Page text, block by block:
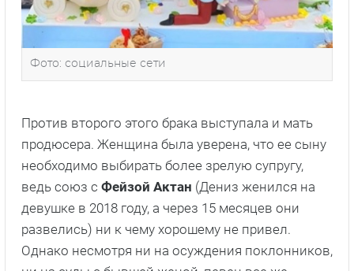
Фото: социальные сети
Против второго этого брака выступала и мать
продюсера. Женщина была уверена, что ее сыну
необходимо выбирать более зрелую супругу,
ведь союз с Фейзой Актан (Дениз женился на
девушке в 2018 году, а через 15 месяцев они
развелись) ни к чему хорошему не привел.
Однако несмотря ни на осуждения поклонников,